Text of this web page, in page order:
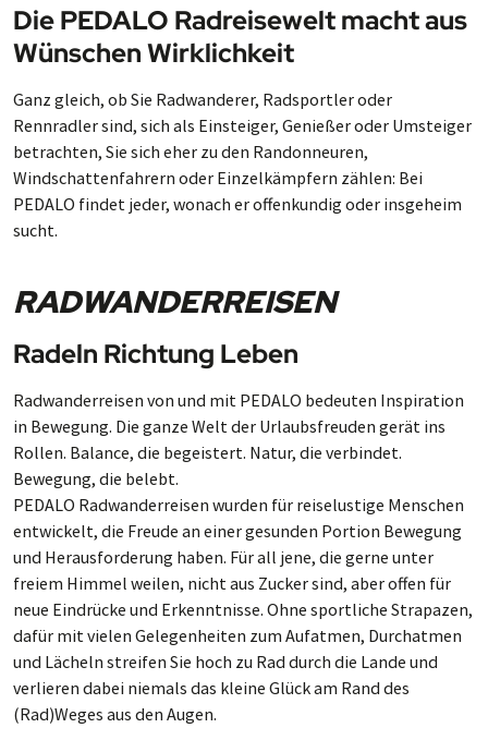
Die PEDALO Radreisewelt macht aus
Wünschen Wirklichkeit
Ganz gleich, ob Sie Radwanderer, Radsportler oder
Rennradler sind, sich als Einsteiger, Genießer oder Umsteiger
betrachten, Sie sich eher zu den Randonneuren,
Windschattenfahrern oder Einzelkämpfern zählen: Bei
PEDALO findet jeder, wonach er offenkundig oder insgeheim
sucht.
RADWANDERREISEN
Radeln Richtung Leben
Radwanderreisen von und mit PEDALO bedeuten Inspiration
in Bewegung. Die ganze Welt der Urlaubsfreuden gerät ins
Rollen. Balance, die begeistert. Natur, die verbindet.
Bewegung, die belebt.
PEDALO Radwanderreisen wurden für reiselustige Menschen
entwickelt, die Freude an einer gesunden Portion Bewegung
und Herausforderung haben. Für all jene, die gerne unter
freiem Himmel weilen, nicht aus Zucker sind, aber offen für
neue Eindrücke und Erkenntnisse. Ohne sportliche Strapazen,
dafür mit vielen Gelegenheiten zum Aufatmen, Durchatmen
und Lächeln streifen Sie hoch zu Rad durch die Lande und
verlieren dabei niemals das kleine Glück am Rand des
(Rad)Weges aus den Augen.